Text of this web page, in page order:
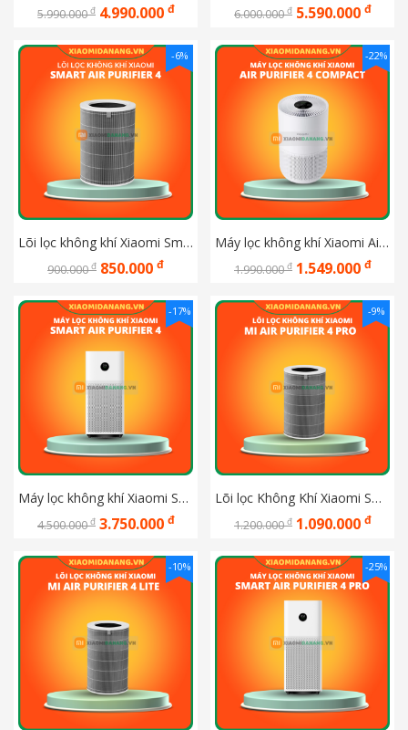
5.990.000đ 4.990.000 đ 6.000.000đ 5.590.000 đ
Lõi lọc không khí Xiaomi Smart Air Purifier 4 Filter(BHR5120GL)
900.000đ 850.000 đ
-6%
Máy lọc không khí Xiaomi Air Purifier 4 Compact – Bản Quốc Tế - Bảo hành chính hãng Digiworld 12 tháng
1.990.000đ 1.549.000 đ
-22%
Máy lọc không khí Xiaomi Smart Air Purifier 4 – Bản Quốc tế - Bảo hành chính hãng Digiworld 12 tháng
4.500.000đ 3.750.000 đ
-17%
Lõi lọc Không Khí Xiaomi Smart Air Purifier 4 Pro
1.200.000đ 1.090.000 đ
-9%
-10% -25%